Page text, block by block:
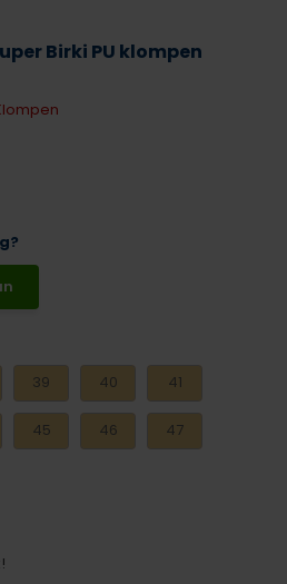
Birki PU klompen
39 40 41
45 46 47